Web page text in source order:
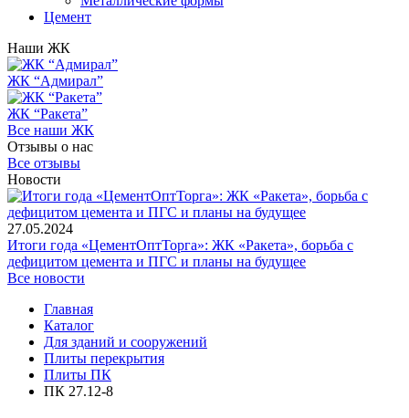
Цемент
Наши ЖК
ЖК “Адмирал”
ЖК “Ракета”
Все наши ЖК
Отзывы о нас
Все отзывы
Новости
27.05.2024
Итоги года «ЦементОптТорга»: ЖК «Ракета», борьба с
дефицитом цемента и ПГС и планы на будущее
Все новости
Главная
Каталог
Для зданий и сооружений
Плиты перекрытия
Плиты ПК
ПК 27.12-8